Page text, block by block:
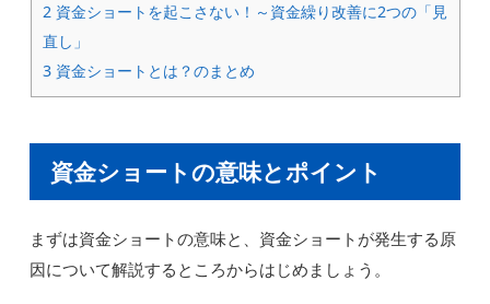
2資金ショートを起こさない！～資金繰り改善に2つの「見
直し」
3資金ショートとは？のまとめ
資金ショートの意味とポイント
まずは資金ショートの意味と、資金ショートが発生する原
因について解説するところからはじめましょう。